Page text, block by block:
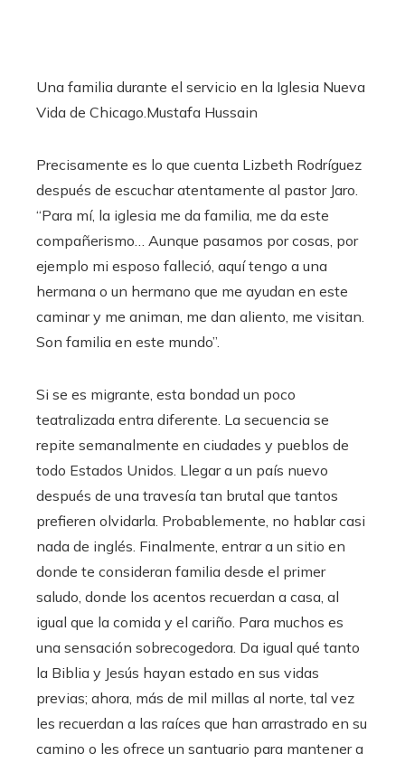
Una familia durante el servicio en la Iglesia Nueva
Vida de Chicago. Mustafa Hussain
Precisamente es lo que cuenta Lizbeth Rodríguez
después de escuchar atentamente al pastor Jaro.
“Para mí, la iglesia me da familia, me da este
compañerismo… Aunque pasamos por cosas, por
ejemplo mi esposo falleció, aquí tengo a una
hermana o un hermano que me ayudan en este
caminar y me animan, me dan aliento, me visitan.
Son familia en este mundo”.
Si se es migrante, esta bondad un poco
teatralizada entra diferente. La secuencia se
repite semanalmente en ciudades y pueblos de
todo Estados Unidos. Llegar a un país nuevo
después de una travesía tan brutal que tantos
prefieren olvidarla. Probablemente, no hablar casi
nada de inglés. Finalmente, entrar a un sitio en
donde te consideran familia desde el primer
saludo, donde los acentos recuerdan a casa, al
igual que la comida y el cariño. Para muchos es
una sensación sobrecogedora. Da igual qué tanto
la Biblia y Jesús hayan estado en sus vidas
previas; ahora, más de mil millas al norte, tal vez
les recuerdan a las raíces que han arrastrado en su
camino o les ofrece un santuario para mantener a